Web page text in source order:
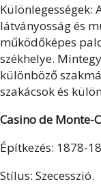
látványosság és
működőképes
székhelye.
különböző
szakácsok és
Casino de Monte-
Építkezés: 1878-
Stílus: Szecesszió.